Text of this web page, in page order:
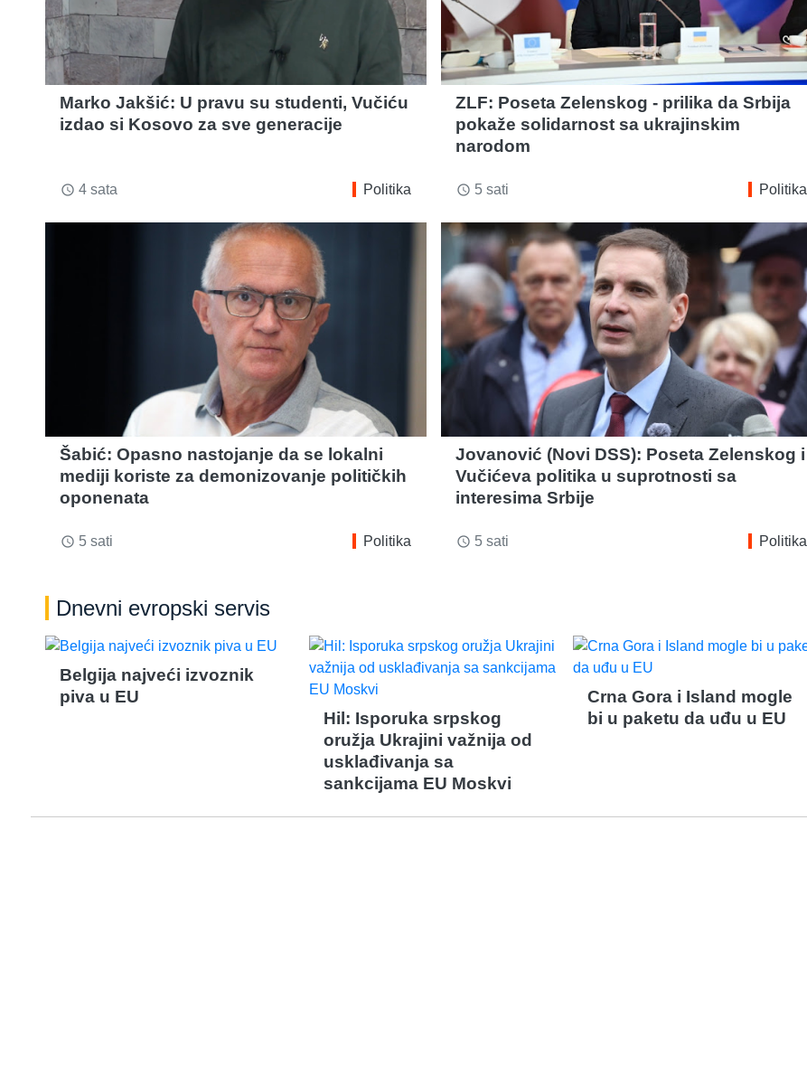
Marko Jakšić: U pravu su studenti, Vučiću
izdao si Kosovo za sve generacije
access_time 4 sata Politika
ZLF: Poseta Zelenskog - prilika da Srbija
pokaže solidarnost sa ukrajinskim
narodom
access_time 5 sati Politika
Šabić: Opasno nastojanje da se lokalni
mediji koriste za demonizovanje političkih
oponenata
access_time 5 sati Politika
Jovanović (Novi DSS): Poseta Zelenskog i
Vučićeva politika u suprotnosti sa
interesima Srbije
access_time 5 sati Politika
Dnevni evropski servis
Belgija najveći izvoznik
piva u EU
Hil: Isporuka srpskog
oružja Ukrajini važnija od
usklađivanja sa
sankcijama EU Moskvi
Crna Gora i Island mogle
bi u paketu da uđu u EU